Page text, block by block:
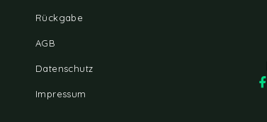
Rückgabe
AGB
Datenschutz
Impressum